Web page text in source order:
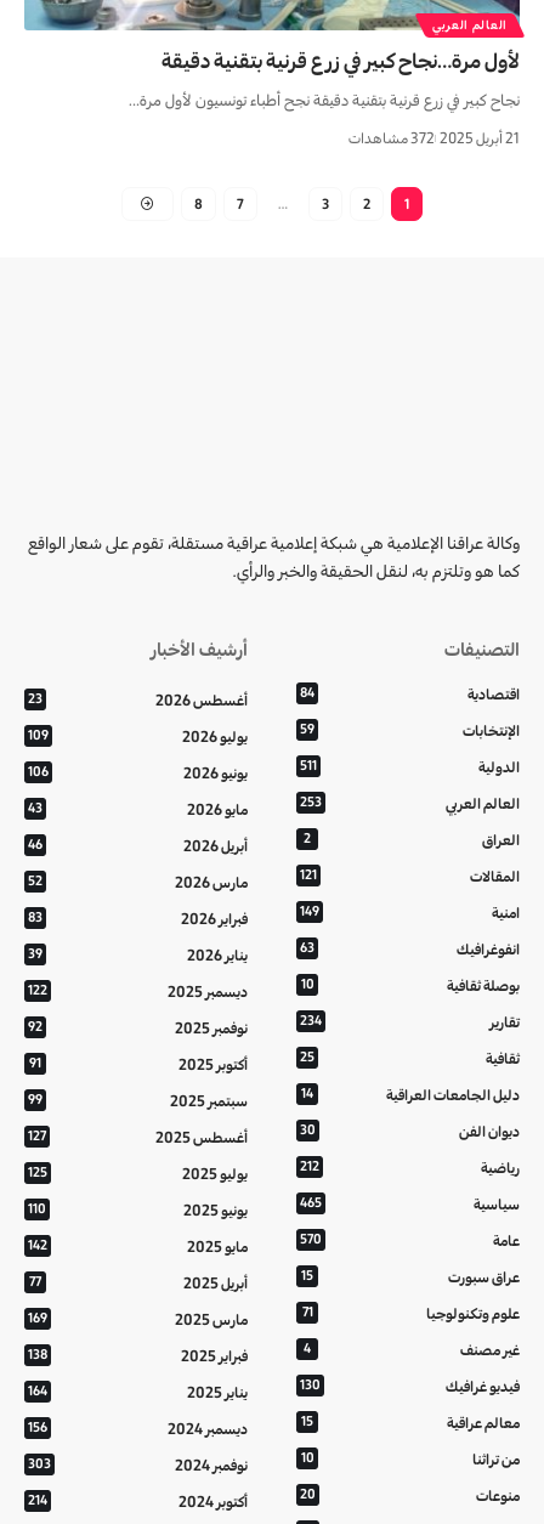
العالم العربي
لأول مرة…نجاح كبير في زرع قرنية بتقنية دقيقة
نجاح كبير في زرع قرنية بتقنية دقيقة نجح أطباء تونسيون لأول مرة…
21 أبريل 2025 372 مشاهدات
1
2
3
…
7
8
وكالة عراقنا الإعلامية هي شبكة إعلامية عراقية مستقلة، تقوم على شعار الواقع
كما هو وتلتزم به، لنقل الحقيقة والخبر والرأي.
التصنيفات
اقتصادية 84
الإنتخابات 59
الدولية 511
العالم العربي 253
العراق 2
المقالات 121
امنية 149
انفوغرافيك 63
بوصلة ثقافية 10
تقارير 234
ثقافية 25
دليل الجامعات العراقية 14
ديوان الفن 30
رياضية 212
سياسية 465
عامة 570
عراق سبورت 15
علوم وتكنولوجيا 71
غير مصنف 4
فيديو غرافيك 130
معالم عراقية 15
من تراثنا 10
منوعات 20
أرشيف الأخبار
أغسطس 2026 23
يوليو 2026 109
يونيو 2026 106
مايو 2026 43
أبريل 2026 46
مارس 2026 52
فبراير 2026 83
يناير 2026 39
ديسمبر 2025 122
نوفمبر 2025 92
أكتوبر 2025 91
سبتمبر 2025 99
أغسطس 2025 127
يوليو 2025 125
يونيو 2025 110
مايو 2025 142
أبريل 2025 77
مارس 2025 169
فبراير 2025 138
يناير 2025 164
ديسمبر 2024 156
نوفمبر 2024 303
أكتوبر 2024 214